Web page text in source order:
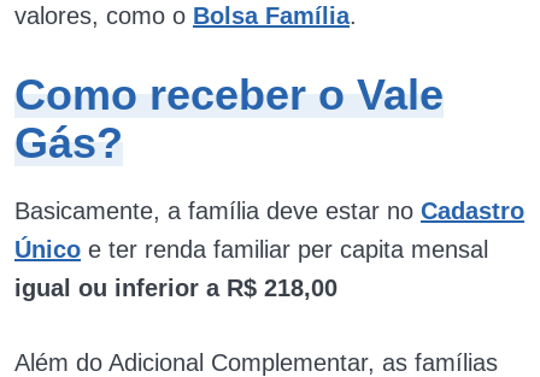
valores, como o Bolsa Família.
Como receber o Vale
Gás?
Basicamente, a família deve estar no Cadastro
Único e ter renda familiar per capita mensal
igual ou inferior a R$ 218,00
Além do Adicional Complementar, as famílias